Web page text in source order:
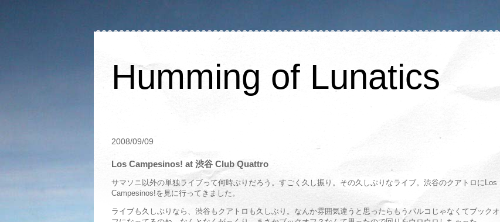
Humming of Lunatics
2008/09/09
Los Campesinos! at 渋谷 Club Quattro
サマソニ以外の単独ライブって何時ぶりだろう。すごく久し振り。その久しぶりなライブ。渋谷のクアトロにLos
Campesinos!を見に行ってきました。
ライブも久しぶりなら、渋谷もクアトロも久しぶり。なんか雰囲気違うと思ったらもうパルコじゃなくてブックオ